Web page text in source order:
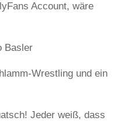
Account, wäre
Basler
Wrestling und ein
Jeder weiß, dass